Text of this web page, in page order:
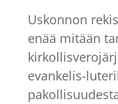
Uskonnon
enää mitään
evankelis-